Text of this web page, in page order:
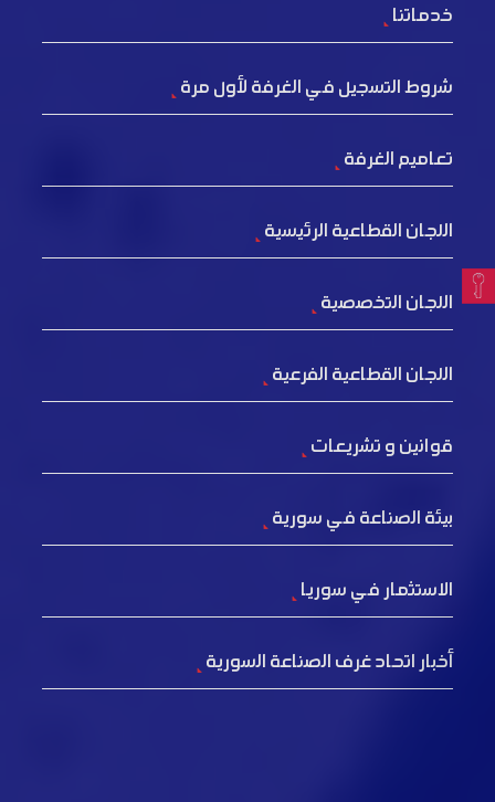
خدماتنا
شروط التسجيل في الغرفة لأول مرة
تعاميم الغرفة
اللجان القطاعية الرئيسية
اللجان التخصصية
اللجان القطاعية الفرعية
قوانين و تشريعات
بيئة الصناعة في سورية
الاستثمار في سوريا
أخبار اتحاد غرف الصناعة السورية